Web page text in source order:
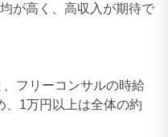
が高く、高収入が期待で
、フリーコンサルの時給
、1万円以上は全体の約